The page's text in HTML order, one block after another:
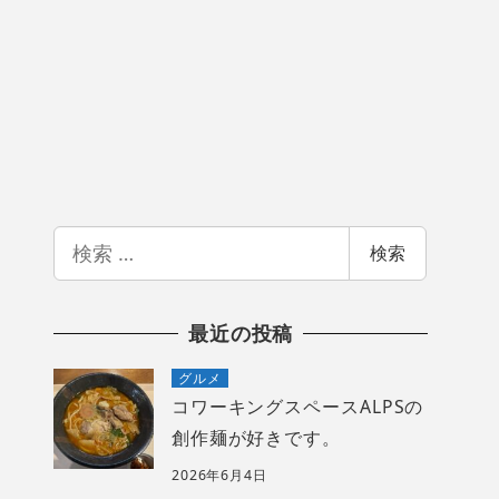
索
検索
最近の投稿
グルメ
コワーキングスペースALPSの
創作麺が好きです。
2026年6月4日